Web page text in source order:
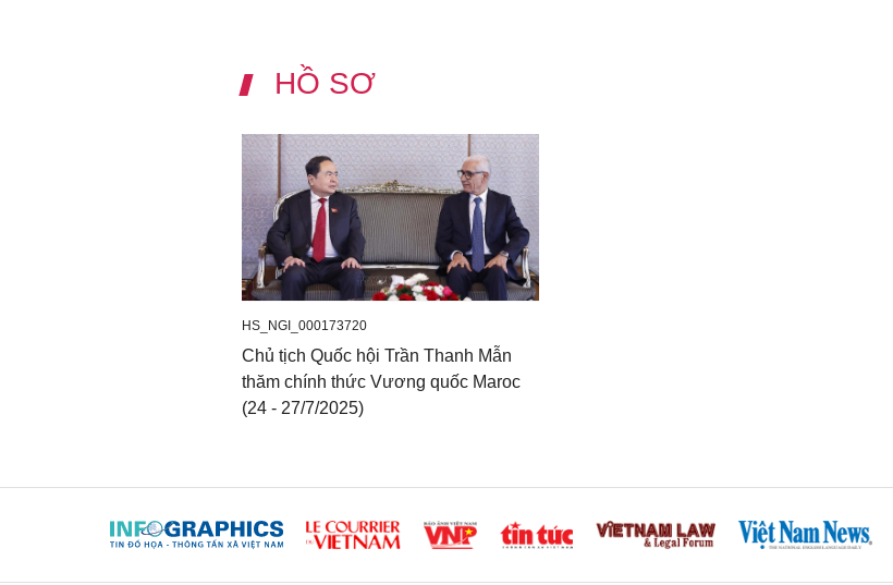
HỒ SƠ
HS_NGI_000173720
Chủ tịch Quốc hội Trần Thanh Mẫn
thăm chính thức Vương quốc Maroc
(24 - 27/7/2025)